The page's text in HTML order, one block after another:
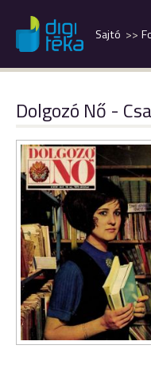
Sajtó
Dolgozó Nő -